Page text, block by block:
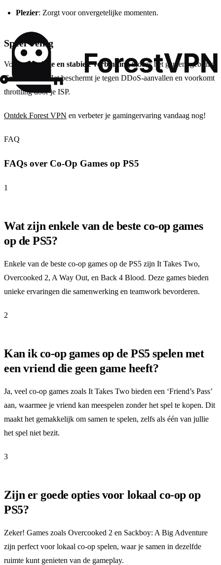
Plezier: Zorgt voor onvergetelijke momenten.
Speel Veilig
Voor eenveilige en stabiele verbindingtijdens het gamen, gebruik
Forest VPN
. Het beschermt je tegen DDoS-aanvallen en voorkomt
throttling door je ISP.
Ontdek Forest VPN en verbeter je gamingervaring vandaag nog!
FAQ
FAQs over Co-Op Games op PS5
1
Wat zijn enkele van de beste co-op games
op de PS5?
Enkele van de beste co-op games op de PS5 zijn It Takes Two,
Overcooked 2, A Way Out, en Back 4 Blood. Deze games bieden
unieke ervaringen die samenwerking en teamwork bevorderen.
2
Kan ik co-op games op de PS5 spelen met
een vriend die geen game heeft?
Ja, veel co-op games zoals It Takes Two bieden een ‘Friend’s Pass’
aan, waarmee je vriend kan meespelen zonder het spel te kopen. Dit
maakt het gemakkelijk om samen te spelen, zelfs als één van jullie
het spel niet bezit.
3
Zijn er goede opties voor lokaal co-op op
PS5?
Zeker! Games zoals Overcooked 2 en Sackboy: A Big Adventure
zijn perfect voor lokaal co-op spelen, waar je samen in dezelfde
ruimte kunt genieten van de gameplay.